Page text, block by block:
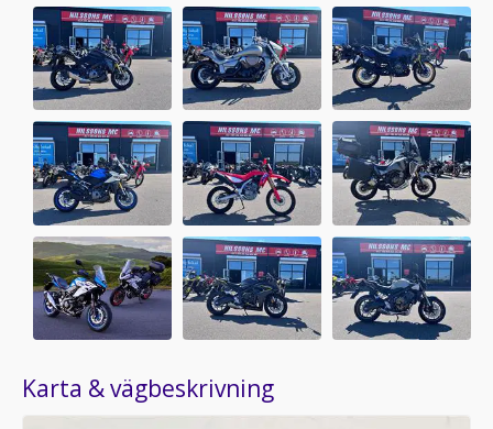
Karta & vägbeskrivning